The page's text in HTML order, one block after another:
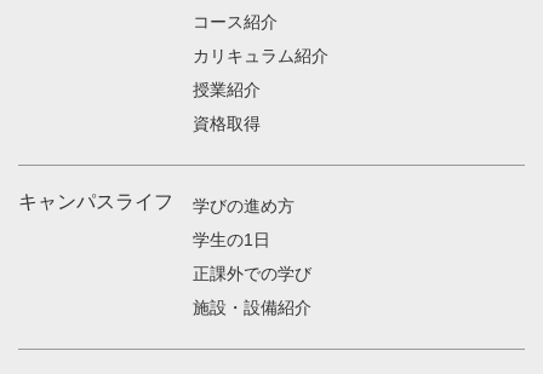
コース紹介
カリキュラム紹介
授業紹介
資格取得
キャンパスライフ
学びの進め方
学生の1日
正課外での学び
施設・設備紹介